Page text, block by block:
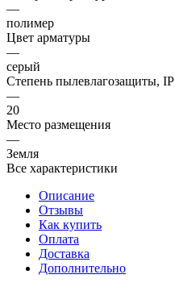
—
полимер
Цвет арматуры
—
серый
Степень пылевлагозащиты, IP
—
20
Место размещения
—
Земля
Все характеристики
Описание
Отзывы
Как купить
Оплата
Доставка
Дополнительно